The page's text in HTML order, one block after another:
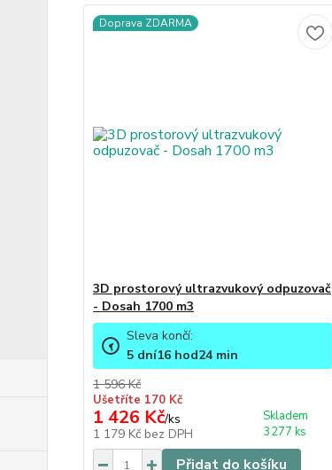
Doprava ZDARMA
3D prostorový ultrazvukový odpuzovač
- Dosah 1700 m3
1 596 Kč
Ušetříte 170 Kč
1 426 Kč/ks
1 179 Kč bez DPH
Skladem
3277 ks
Sleva končí:
5 dní16hod24min
Přidat do košíku